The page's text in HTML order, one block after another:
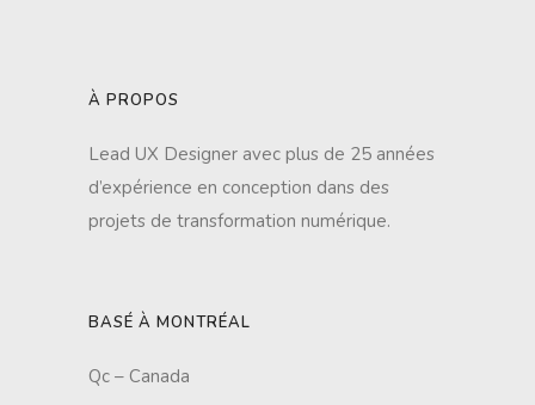
À PROPOS
Lead UX Designer avec plus de 25 années
d’expérience en conception dans des
projets de transformation numérique.
BASÉ À MONTRÉAL
Qc – Canada